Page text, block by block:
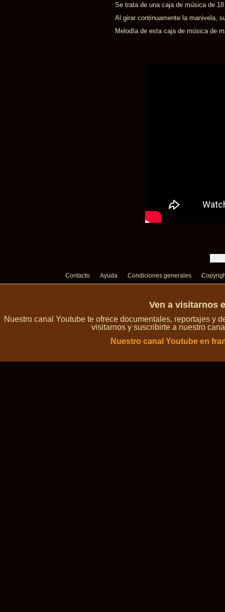
Se trata de una caja de música de
Al girar continuamente la manivela,
Melodía de esta caja de música de
Contacto Ayuda Condiciones generales
Ven a visitarnos
Nuestro canal Youtube te ofrece documentales, reportajes y
visitarnos y suscribirte a nuestro
Nuestro canal Youtube en